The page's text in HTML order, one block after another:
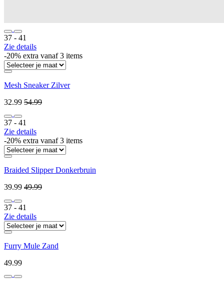
37 ‐ 41
Zie details
-20% extra vanaf 3 items
Mesh Sneaker Zilver
32.99 54.99
37 ‐ 41
Zie details
-20% extra vanaf 3 items
Braided Slipper Donkerbruin
39.99 49.99
37 ‐ 41
Zie details
Furry Mule Zand
49.99